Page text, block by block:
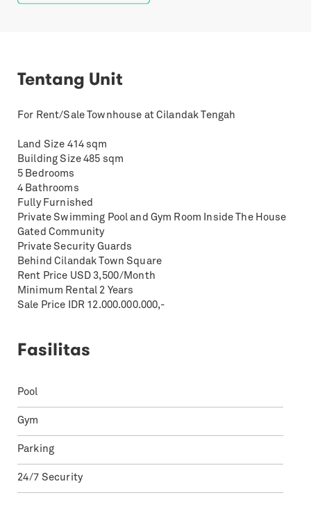
Tentang Unit
For Rent/Sale Townhouse at Cilandak Tengah
Land Size 414 sqm
Building Size 485 sqm
5 Bedrooms
4 Bathrooms
Fully Furnished
Private Swimming Pool and Gym Room Inside The House
Gated Community
Private Security Guards
Behind Cilandak Town Square
Rent Price USD 3,500/Month
Minimum Rental 2 Years
Sale Price IDR 12.000.000.000,-
Fasilitas
Pool
Gym
Parking
24/7 Security